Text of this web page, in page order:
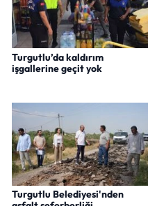
Turgutlu’da kaldırım
işgallerine geçit yok
Turgutlu Belediyesi'nden